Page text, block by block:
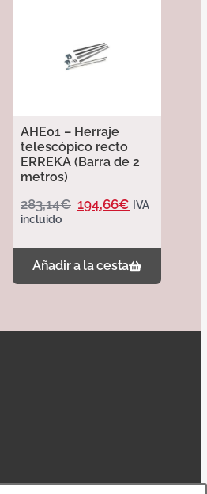
AHE01 – Herraje
telescópico recto
ERREKA (Barra de 2
metros)
283,14€ 194,66€ IVA
incluido
Añadir a la cesta